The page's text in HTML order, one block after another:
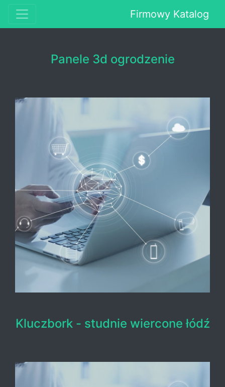
Firmowy Katalog
Panele 3d ogrodzenie
Kluczbork - studnie wiercone łódź